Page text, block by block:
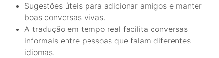
Sugestões úteis para adicionar amigos e manter
boas conversas vivas.
A tradução em tempo real facilita conversas
informais entre pessoas que falam diferentes
idiomas.